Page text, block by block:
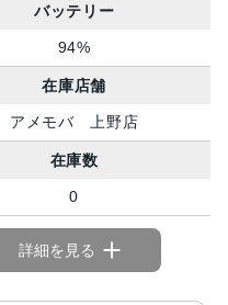
バッテリー
94%
在庫店舗
アメモバ 上野店
在庫数
0
詳細を見る